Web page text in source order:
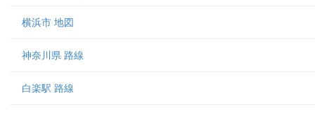
横浜市 地図
神奈川県 路線
白楽駅 路線